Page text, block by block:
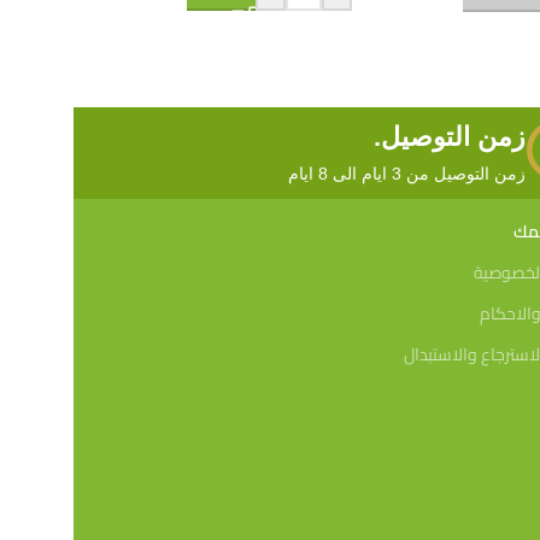
زمن التوصيل.
زمن التوصيل من 3 ايام الى 8 ايام
والاستبدال